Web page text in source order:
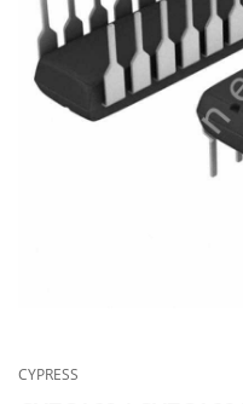
CYPRESS